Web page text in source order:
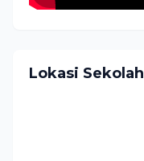
Lokasi Sekolah